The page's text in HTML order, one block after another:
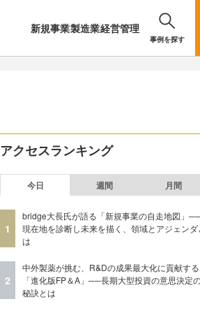
新規事業製造業経営管理
事例を探す
アクセスランキング
今日 週間 月間
1
bridge大長氏が語る「新規事業の自走地図」
現在地を診断し未来を描く、領域とアジェンダ
は
2
中外製薬が挑む、R&Dの成果最大化に貢献する
「進化版FP＆A」──長期大型投資の意思決定
秘訣とは